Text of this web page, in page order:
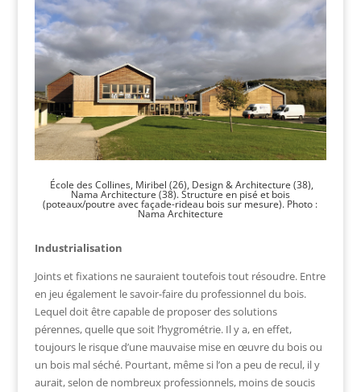
École des Collines, Miribel (26), Design & Architecture (38),
Nama Architecture (38). Structure en pisé et bois
(poteaux/poutre avec façade-rideau bois sur mesure). Photo :
Nama Architecture
Industrialisation
Joints et fixations ne sauraient toutefois tout résoudre. Entre
en jeu également le savoir-faire du professionnel du bois.
Lequel doit être capable de proposer des solutions
pérennes, quelle que soit l’hygrométrie. Il y a, en effet,
toujours le risque d’une mauvaise mise en œuvre du bois ou
un bois mal séché. Pourtant, même si l’on a peu de recul, il y
aurait, selon de nombreux professionnels, moins de soucis